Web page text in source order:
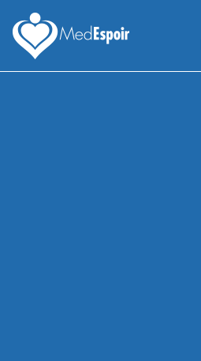
content
Medespoir France
Chirurgie esthetique Tunisie